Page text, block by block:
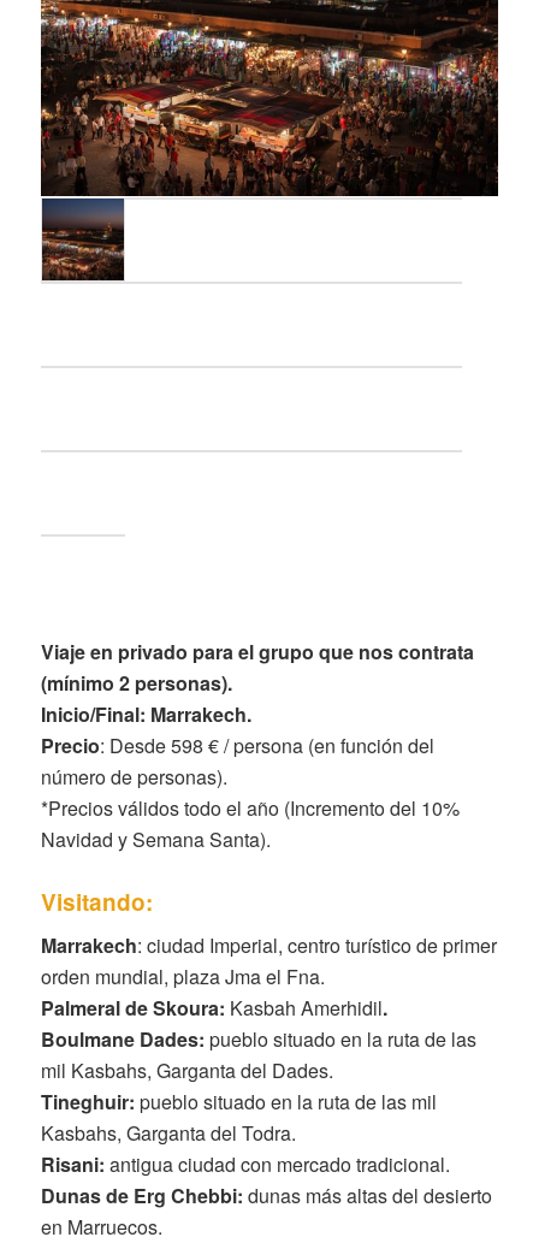
Viaje en privado para el grupo que nos contrata
(mínimo 2 personas).
Inicio/Final: Marrakech.
Precio: Desde 598 € / persona (en función del
número de personas).
*Precios válidos todo el año (Incremento del 10%
Navidad y Semana Santa).
Visitando:
Marrakech: ciudad Imperial, centro turístico de primer
orden mundial, plaza Jma el Fna.
Palmeral de Skoura: Kasbah Amerhidil.
Boulmane Dades: pueblo situado en la ruta de las
mil Kasbahs, Garganta del Dades.
Tineghuir: pueblo situado en la ruta de las mil
Kasbahs, Garganta del Todra.
Risani: antigua ciudad con mercado tradicional.
Dunas de Erg Chebbi: dunas más altas del desierto
en Marruecos.